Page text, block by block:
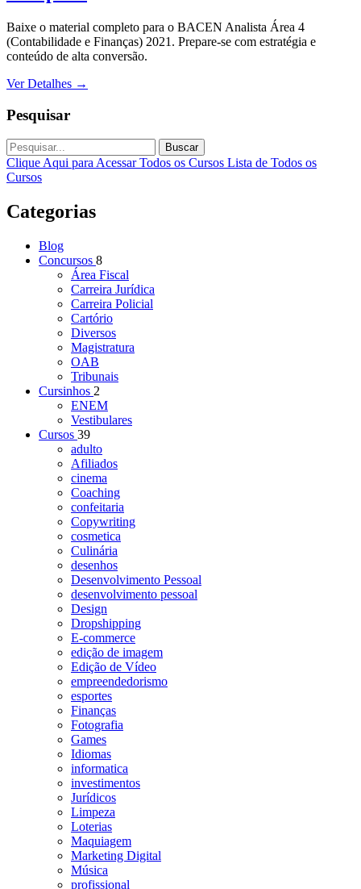
Baixe o material completo para o BACEN Analista Área 4
(Contabilidade e Finanças) 2021. Prepare-se com estratégia e
conteúdo de alta conversão.
Ver Detalhes →
Pesquisar
Buscar
Clique Aqui para Acessar Todos os Cursos Lista de Todos os
Cursos
Categorias
Blog
Concursos 8
Área Fiscal
Carreira Jurídica
Carreira Policial
Cartório
Diversos
Magistratura
OAB
Tribunais
Cursinhos 2
ENEM
Vestibulares
Cursos 39
adulto
Afiliados
cinema
Coaching
confeitaria
Copywriting
cosmetica
Culinária
desenhos
Desenvolvimento Pessoal
desenvolvimento pessoal
Design
Dropshipping
E-commerce
edição de imagem
Edição de Vídeo
empreendedorismo
esportes
Finanças
Fotografia
Games
Idiomas
informatica
investimentos
Jurídicos
Limpeza
Loterias
Maquiagem
Marketing Digital
Música
profissional